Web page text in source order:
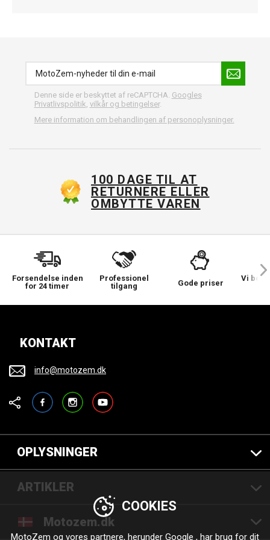
Denne side er beskyttet af reCAPTCHA. Googles
Privatlivspolitik, vilkår og betingelser.
Mere information om behandlingen af personoplysninger.
100 DAGE TIL AT
RETURNERE ELLER
OMBYTTE VAREN
Forsendelse inden
for 24 timer
Professionel
tilgang
Gode priser
Vi
KONTAKT
info@motozem.dk
FacebookInstagramYouTube
OPLYSNINGER
ARTIKLER
Motozem.dk
COOKIES
MotoZem og vores partnere, herunder Google , har brug for dit